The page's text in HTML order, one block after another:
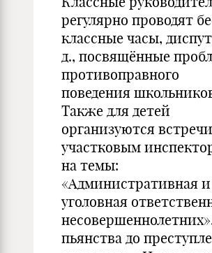
регулярно проводят
классные часы,
д., посвящённые
противоправного
поведения
Также для детей
организуются
участковым
на темы:
«Административная и
уголовная
пьянства до